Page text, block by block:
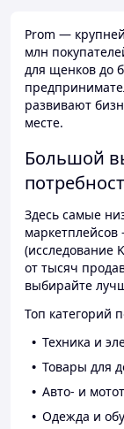
Prom —
млн
для щенков до
развивают
месте.
Большой
Здесь самые
маркетплейсов
(исследование
от тысяч
выбирайте
Топ категорий
Техника и
Товары для
Авто- и
Одежда и